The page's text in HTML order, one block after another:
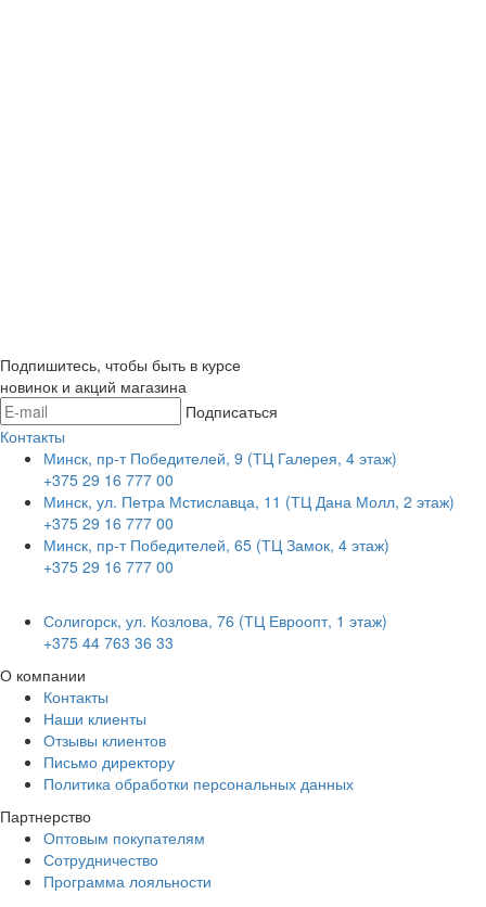
Подпишитесь, чтобы быть в курсе
новинок и акций магазина
Подписаться
Контакты
Минск, пр-т Победителей, 9 (ТЦ Галерея, 4 этаж)
+375 29 16 777 00
Минск, ул. Петра Мстиславца, 11 (ТЦ Дана Молл, 2 этаж)
+375 29 16 777 00
Минск, пр-т Победителей, 65 (ТЦ Замок, 4 этаж)
+375 29 16 777 00
Солигорск, ул. Козлова, 76 (ТЦ Евроопт, 1 этаж)
+375 44 763 36 33
О компании
Контакты
Наши клиенты
Отзывы клиентов
Письмо директору
Политика обработки персональных данных
Партнерство
Оптовым покупателям
Сотрудничество
Программа лояльности